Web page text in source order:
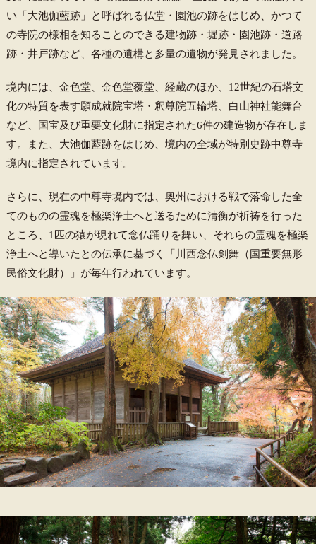
い「大池伽藍跡」と呼ばれる仏堂・園池の跡をはじめ、かつて
の寺院の様相を知ることのできる建物跡・堀跡・園池跡・道路
跡・井戸跡など、各種の遺構と多量の遺物が発見されました。
境内には、金色堂、金色堂覆堂、経蔵のほか、12世紀の石塔文
化の特質を表す願成就院宝塔・釈尊院五輪塔、白山神社能舞台
など、国宝及び重要文化財に指定された6件の建造物が存在しま
す。また、大池伽藍跡をはじめ、境内の全域が特別史跡中尊寺
境内に指定されています。
さらに、現在の中尊寺境内では、奥州における戦で落命した全
てのものの霊魂を極楽浄土へと送るために清衡が祈祷を行った
ところ、1匹の猿が現れて念仏踊りを舞い、それらの霊魂を極楽
浄土へと導いたとの伝承に基づく「川西念仏剣舞（国重要無形
民俗文化財）」が毎年行われています。